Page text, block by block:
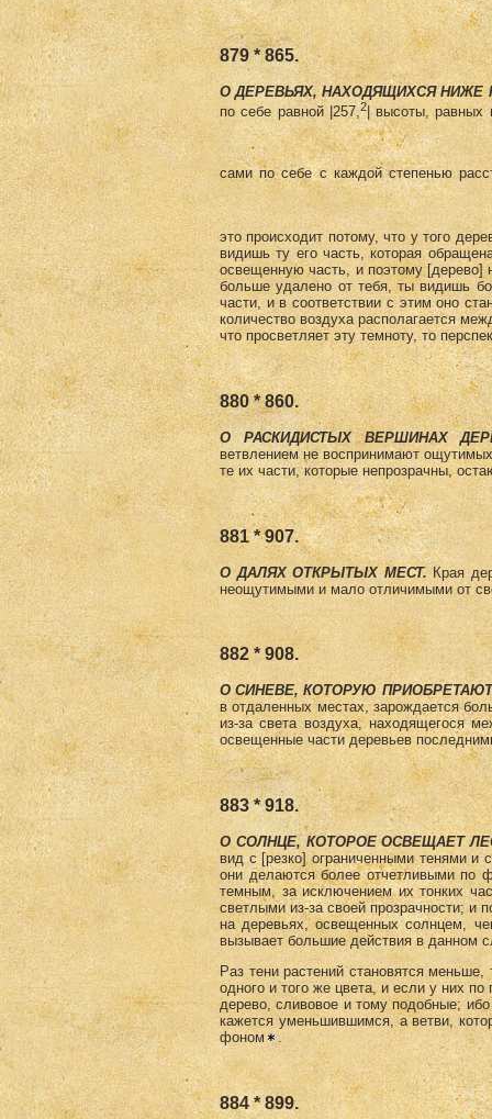
879 * 865.
О ДЕРЕВЬЯХ, НАХОДЯЩИХСЯ НИ­ЖЕ
по себе равной |257,2| высоты, равных
сами по себе с каждой степенью
это происходит потому, что у того
видишь ту его часть, которая
освещенную часть, и поэ­тому [дерево]
больше удалено от тебя, ты видишь
ча­сти, и в соответствии с этим оно
количество воздуха располагается
что просветляет эту темноту, то
880 * 860.
О РАСКИДИСТЫХ ВЕРШИНАХ
ветвлением не воспринимают
те их части, которые непрозрачны,
881 * 907.
О ДАЛЯХ ОТКРЫТЫХ МЕСТ. Края
неощутимыми и мало отличимыми от
882 * 908.
О СИНЕВЕ, КОТОРУЮ
в отдаленных местах, зарождается
из-за света воздуха, находящегося
освещенные части деревьев
883 * 918.
О СОЛНЦЕ, КОТОРОЕ ОСВЕЩАЕТ
вид с [резко] ограниченными тенями и
они делаются более отчетливыми по
темным, за исключением их тонких
светлыми из-за своей прозрачности; и
на деревьях, освещенных солнцем,
вызывает большие действия в данном
Раз тени растений становятся
одного и того же цвета, и если у них
дерево, сливовое и тому подобные; ибо
кажется уменьшив­шимся, а ветви,
фоном
884 * 899.